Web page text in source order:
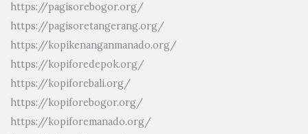
https://pagisorebogor.org/
https://pagisoretangerang.org/
https://kopikenanganmanado.org/
https://kopiforedepok.org/
https://kopiforebali.org/
https://kopiforebogor.org/
https://kopiforemanado.org/